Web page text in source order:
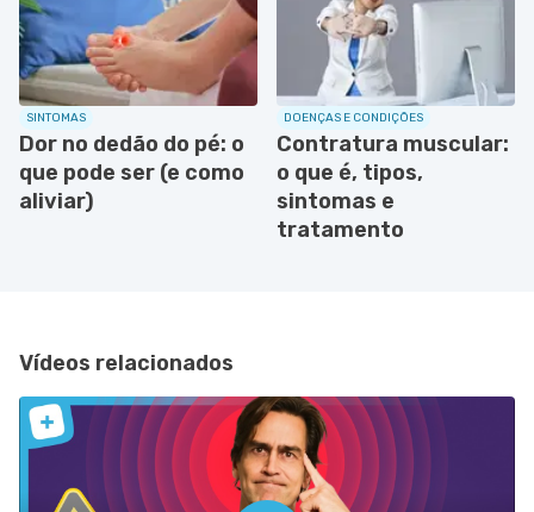
SINTOMAS
Dor no dedão do pé: o
que pode ser (e como
aliviar)
DOENÇAS E CONDIÇÕES
Contratura muscular:
o que é, tipos,
sintomas e
tratamento
Vídeos relacionados